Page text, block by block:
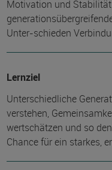
Motivation und
Unter-schieden
Lernziel
Unterschiedliche
verstehen,
wertschätzen und so
Chance für ein starkes,